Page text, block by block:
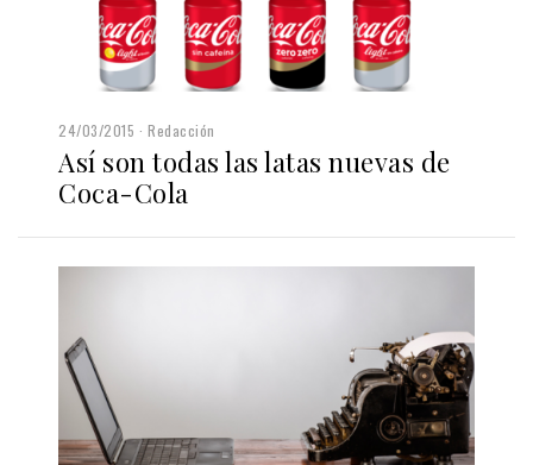
24/03/2015 Redacción
Así son todas las latas nuevas de
Coca-Cola